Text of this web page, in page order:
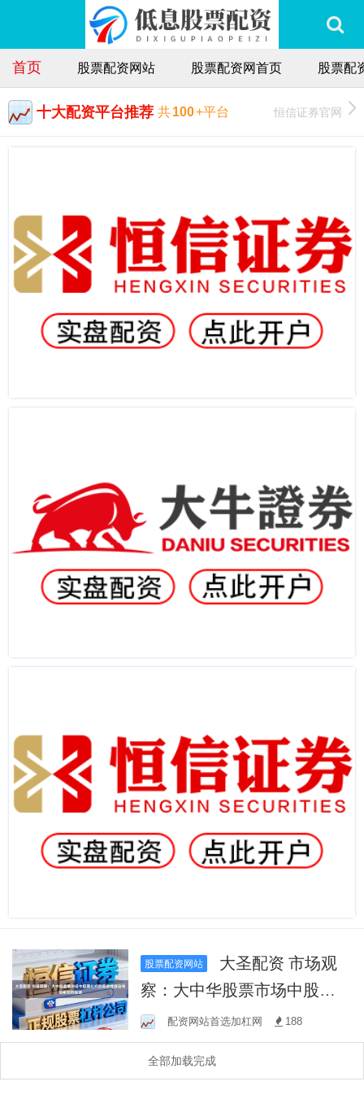
首页 股票配资网站 股票配资网首页 股票配
十大配资平台推荐 共100+平台 恒信证券官网
股票配资网站
察：大中华股票市场中股票
杠杆的系统性波动传导研究
对极端
配资网站首选加杠网 188
全部加载完成